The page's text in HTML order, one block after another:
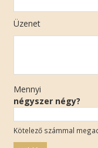
Üzenet
Mennyi
négyszer négy?
Kötelező számmal